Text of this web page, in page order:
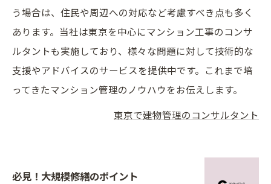
う場合は、住民や周辺への対応など考慮すべき点も多く
あります。当社は東京を中心にマンション工事のコンサ
ルタントも実施しており、様々な問題に対して技術的な
支援やアドバイスのサービスを提供中です。これまで培
ってきたマンション管理のノウハウをお伝えします。
東京で建物管理のコンサルタント
必見！大規模修繕のポイント